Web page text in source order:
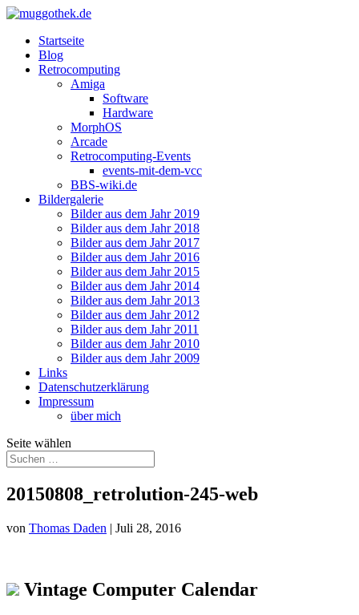
Startseite
Blog
Retrocomputing
Amiga
Software
Hardware
MorphOS
Arcade
Retrocomputing-Events
events-mit-dem-vcc
BBS-wiki.de
Bildergalerie
Bilder aus dem Jahr 2019
Bilder aus dem Jahr 2018
Bilder aus dem Jahr 2017
Bilder aus dem Jahr 2016
Bilder aus dem Jahr 2015
Bilder aus dem Jahr 2014
Bilder aus dem Jahr 2013
Bilder aus dem Jahr 2012
Bilder aus dem Jahr 2011
Bilder aus dem Jahr 2010
Bilder aus dem Jahr 2009
Links
Datenschutzerklärung
Impressum
über mich
Seite wählen
20150808_retrolution-245-web
von Thomas Daden | Juli 28, 2016
Vintage Computer Calendar